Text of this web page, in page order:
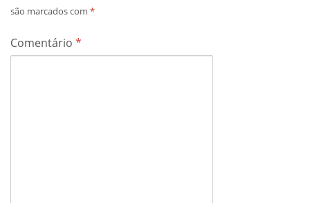
são marcados com *
Comentário *